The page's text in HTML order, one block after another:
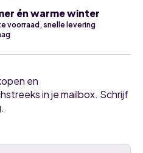
én warme winter
voorraad, snelle levering
en
in je mailbox. Schrijf